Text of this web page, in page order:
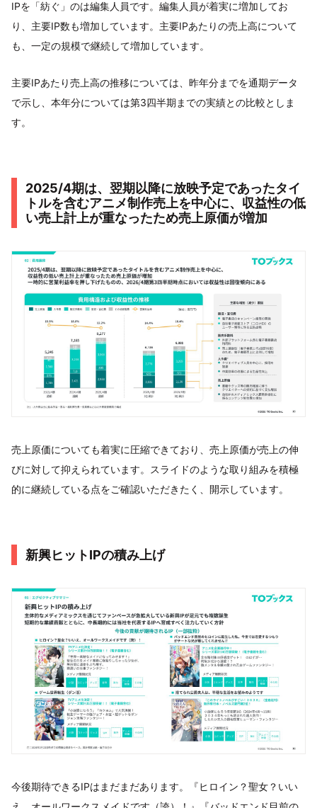
IPを「紡ぐ」のは編集人員です。編集人員が着実に増加してお
り、主要IP数も増加しています。主要IPあたりの売上高について
も、一定の規模で継続して増加しています。
主要IPあたり売上高の推移については、昨年分までを通期データ
で示し、本年分については第3四半期までの実績との比較としま
す。
2025/4期は、翌期以降に放映予定であったタイ
トルを含むアニメ制作売上を中心に、収益性の低
い売上計上が重なったため売上原価が増加
売上原価についても着実に圧縮できており、売上原価が売上の伸
びに対して抑えられています。スライドのような取り組みを積極
的に継続している点をご確認いただきたく、開示しています。
新興ヒットIPの積み上げ
今後期待できるIPはまだまだあります。『ヒロイン？聖女？いい